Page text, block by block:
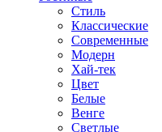
Стиль
Классические
Современные
Модерн
Хай-тек
Цвет
Белые
Венге
Светлые